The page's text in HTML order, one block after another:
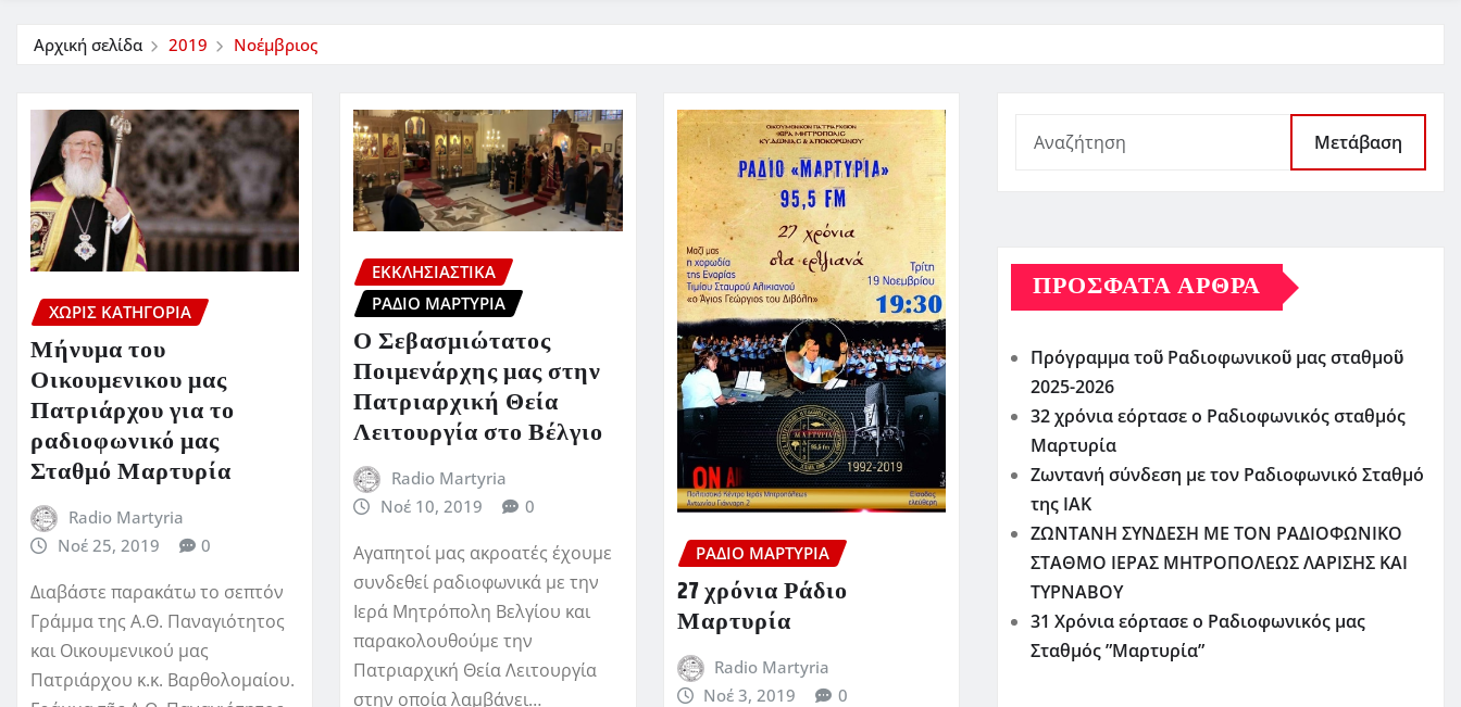
Αρχική σελίδα 2019 Νοέμβριος
ΧΩΡΊΣ ΚΑΤΗΓΟΡΊΑ
Μήνυμα του
Οικουμενικου μας
Πατριάρχου για το
ραδιοφωνικό μας
Σταθμό Μαρτυρία
Radio Martyria
Νοέ 25, 2019
0
Διαβάστε παρακάτω το σεπτόν
Γράμμα της Α.Θ. Παναγιότητος
και Οικουμενικού μας
Πατριάρχου κ.κ. Βαρθολομαίου.
ΕΚΚΛΗΣΙΑΣΤΙΚΆ
ΡΆΔΙΟ ΜΑΡΤΥΡΊΑ
Ο Σεβασμιώτατος
Ποιμενάρχης μας στην
Πατριαρχική Θεία
Λειτουργία στο Βέλγιο
Radio Martyria
Νοέ 10, 2019
0
Αγαπητοί μας ακροατές έχουμε
συνδεθεί ραδιοφωνικά με την
Ιερά Μητρόπολη Βελγίου και
παρακολουθούμε την
Πατριαρχική Θεία Λειτουργία
στην οποία λαμβάνει…
ΡΆΔΙΟ ΜΑΡΤΥΡΊΑ
27 χρόνια Ράδιο
Μαρτυρία
Radio Martyria
Νοέ 3, 2019
0
Μετάβαση
ΠΡΌΣΦΑΤΑ ΆΡΘΡΑ
Πρόγραμμα τοῦ Ραδιοφωνικοῦ μας σταθμοῦ
2025-2026
32 χρόνια εόρτασε ο Ραδιοφωνικός σταθμός
Μαρτυρία
Ζωντανή σύνδεση με τον Ραδιοφωνικό Σταθμό
της ΙΑΚ
ΖΩΝΤΑΝΗ ΣΥΝΔΕΣΗ ΜΕ ΤΟΝ ΡΑΔΙΟΦΩΝΙΚΟ
ΣΤΑΘΜΟ ΙΕΡΑΣ ΜΗΤΡΟΠΟΛΕΩΣ ΛΑΡΙΣΗΣ ΚΑΙ
ΤΥΡΝΑΒΟΥ
31 Χρόνια εόρτασε ο Ραδιοφωνικός μας
Σταθμός ”Μαρτυρία”